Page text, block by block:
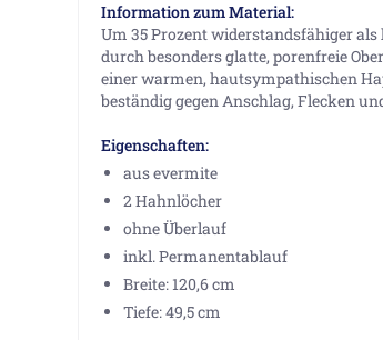
Information zum Material:
Um 35 Prozent widerstandsfähiger
durch besonders glatte, porenfreie
einer warmen, hautsympathischen
beständig gegen Anschlag, Flecken
Eigenschaften:
aus evermite
2 Hahnlöcher
ohne Überlauf
inkl. Permanentablauf
Breite: 120,6 cm
Tiefe: 49,5 cm